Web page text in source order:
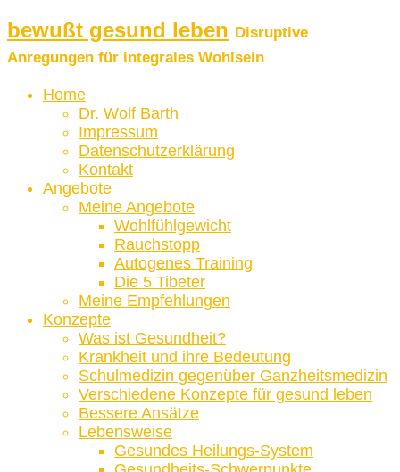
bewußt gesund leben Disruptive
Anregungen für integrales Wohlsein
Home
Dr. Wolf Barth
Impressum
Datenschutzerklärung
Kontakt
Angebote
Meine Angebote
Wohlfühlgewicht
Rauchstopp
Autogenes Training
Die 5 Tibeter
Meine Empfehlungen
Konzepte
Was ist Gesundheit?
Krankheit und ihre Bedeutung
Schulmedizin gegenüber Ganzheitsmedizin
Verschiedene Konzepte für gesund leben
Bessere Ansätze
Lebensweise
Gesundes Heilungs-System